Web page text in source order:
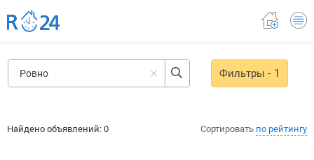
Фильтры- 1
Сортировать по рейтингу
Найдено объявлений: 0